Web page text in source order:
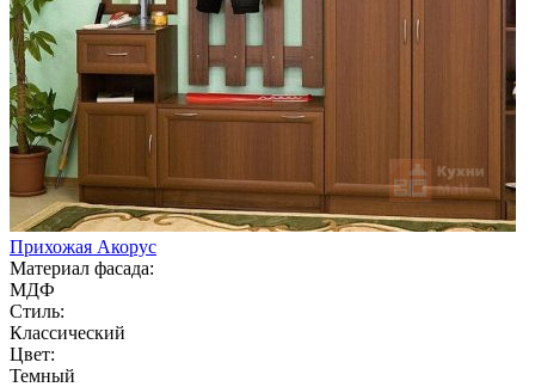
Прихожая Акорус
Материал фасада:
МДФ
Стиль:
Классический
Цвет:
Темный